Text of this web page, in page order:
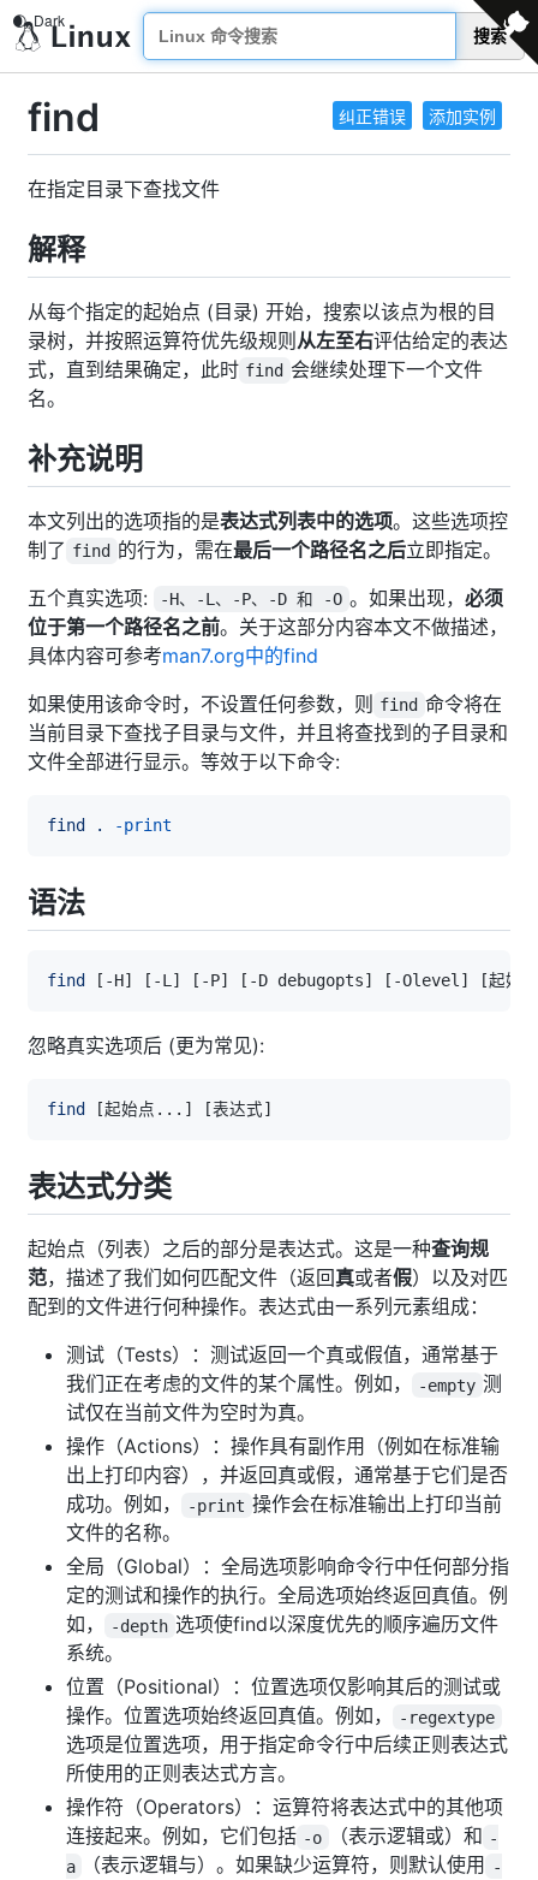
搜索
纠正错误 添加实例
find
在指定目录下查找文件
解释
从每个指定的起始点 (目录) 开始，搜索以该点为根的目
录树，并按照运算符优先级规则从左至右评估给定的表达
式，直到结果确定，此时 find 会继续处理下一个文件
名。
补充说明
本文列出的选项指的是表达式列表中的选项。这些选项控
制了 find 的行为，需在最后一个路径名之后立即指定。
五个真实选项:
-H、-L、-P、-D 和 -O 。如果出现， 必须
位于第一个路径名之前。关于这部分内容本文不做描述，
具体内容可参考man7.org中的find
如果使用该命令时，不设置任何参数，则 find 命令将在
当前目录下查找子目录与文件，并且将查找到的子目录和
文件全部进行显示。等效于以下命令:
find . -print
语法
find [ -H] [ -L ] [ -P] [ -D debugopts] [ -Olevel ] [起始点
忽略真实选项后 (更为常见):
find [起始点 .. . ] [表达式]
表达式分类
起始点（列表）之后的部分是表达式。这是一种查询规
范，描述了我们如何匹配文件（返回真或者假）以及对匹
配到的文件进行何种操作。表达式由一系列元素组成：
测试（Tests）：测试返回一个真或假值，通常基于
我们正在考虑的文件的某个属性。例如，
-empty 测
试仅在当前文件为空时为真。
操作（Actions）：操作具有副作用（例如在标准输
出上打印内容），并返回真或假，通常基于它们是否
成功。例如，
-print 操作会在标准输出上打印当前
文件的名称。
全局（Global）：全局选项影响命令行中任何部分指
定的测试和操作的执行。全局选项始终返回真值。例
如，
-depth 选项使find以深度优先的顺序遍历文件
系统。
位置（Positional）：位置选项仅影响其后的测试或
操作。位置选项始终返回真值。例如，
-regextype
选项是位置选项，用于指定命令行中后续正则表达式
所使用的正则表达式方言。
操作符（Operators）：运算符将表达式中的其他项
连接起来。例如，它们包括 -o （表示逻辑或）和 -
a
（表示逻辑与）。如果缺少运算符，则默认使用
-